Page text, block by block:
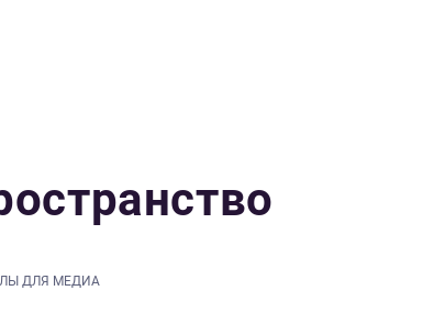
ДЛЯ МЕДИА